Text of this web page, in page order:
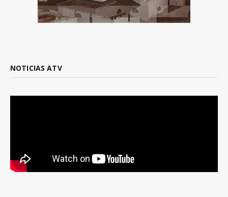
NOTICIAS ATV